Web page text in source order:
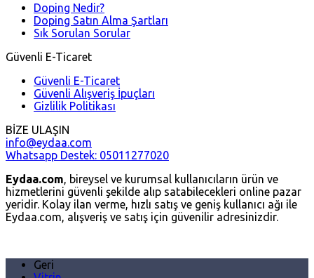
Doping Nedir?
Doping Satın Alma Şartları
Sık Sorulan Sorular
Güvenli E-Ticaret
Güvenli E-Ticaret
Güvenli Alışveriş İpuçları
Gizlilik Politikası
BİZE ULAŞIN
info@eydaa.com
Whatsapp Destek: 05011277020
Eydaa.com, bireysel ve kurumsal kullanıcıların ürün ve
hizmetlerini güvenli şekilde alıp satabilecekleri online pazar
yeridir. Kolay ilan verme, hızlı satış ve geniş kullanıcı ağı ile
Eydaa.com, alışveriş ve satış için güvenilir adresinizdir.
Geri